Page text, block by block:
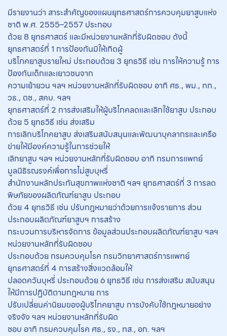
มีรายงานว่า สาระสำคัญของแผนยุทธศาสตร์การควบคุมยาสูบแห่ง
ชาติ พ.ศ. 2555–2557 ประกอบ
ด้วย 8 ยุทธศาสตร์ และมีหน่วยงานหลักที่รับผิดชอบ ดังนี้
ยุทธศาสตร์ที่ 1 การป้องกันมิให้เกิดผู้
บริโภคยาสูบรายใหม่ ประกอบด้วย 3 ยุทธวิธี เช่น การให้ความรู้ การ
ป้องกันเด็กและเยาวชนจาก
ความเย้ายวน ฯลฯ หน่วยงานหลักที่รับผิดชอบ อาทิ ศธ., พม., ทก.,
วธ., ตช., สคบ. ฯลฯ
ยุทธศาสตร์ที่ 2 การส่งเสริมให้ผู้บริโภคลดและเลิกใช้ยาสูบ ประกอบ
ด้วย 5 ยุทธวิธี เช่น ส่งเสริม
การเลิกบริโภคยาสูบ ส่งเสริมสนับสนุนและพัฒนาบุคลากรและเครือ
ข่ายให้มีองค์ความรู้ในการช่วยให้
เลิกยาสูบ ฯลฯ หน่วยงานหลักที่รับผิดชอบ อาทิ กรมการแพทย์
มูลนิธิรณรงค์เพื่อการไม่สูบบุหรี่
สำนักงานหลักประกันสุขภาพแห่งชาติ ฯลฯ ยุทธศาสตร์ที่ 3 การลด
พิษภัยของผลิตภัณฑ์ยาสูบ ประกอบ
ด้วย 4 ยุทธวิธี เช่น ปรับกฎหมายว่าด้วยการแจ้งรายการ ส่วน
ประกอบผลิตภัณฑ์ยาสูบฯ การสร้าง
กระบวนการบริหารจัดการ ข้อมูลส่วนประกอบผลิตภัณฑ์ยาสูบ ฯลฯ
หน่วยงานหลักที่รับผิดชอบ
ประกอบด้วย กรมควบคุมโรค กรมวิทยาศาสตร์การแพทย์
ยุทธศาสตร์ที่ 4 การสร้างสิ่งแวดล้อมให้
ปลอดควันบุหรี่ ประกอบด้วย 6 ยุทธวิธี เช่น การส่งเสริม สนับสนุน
ให้มีการปฏิบัติตามกฎหมาย การ
ปรับเปลี่ยนค่านิยมของผู้บริโภคยาสูบ การบังคับใช้กฎหมายอย่าง
จริงจัง ฯลฯ หน่วยงานหลักที่รับผิด
ชอบ อาทิ กรมควบคุมโรค ศธ., รง., ทส., อก. ฯลฯ